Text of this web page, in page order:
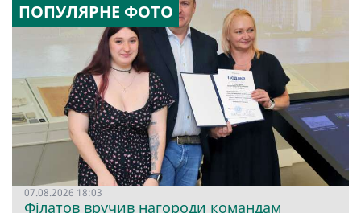
ПОПУЛЯРНЕ ФОТО
07.08.2026 18:03
Філатов вручив нагороди командам